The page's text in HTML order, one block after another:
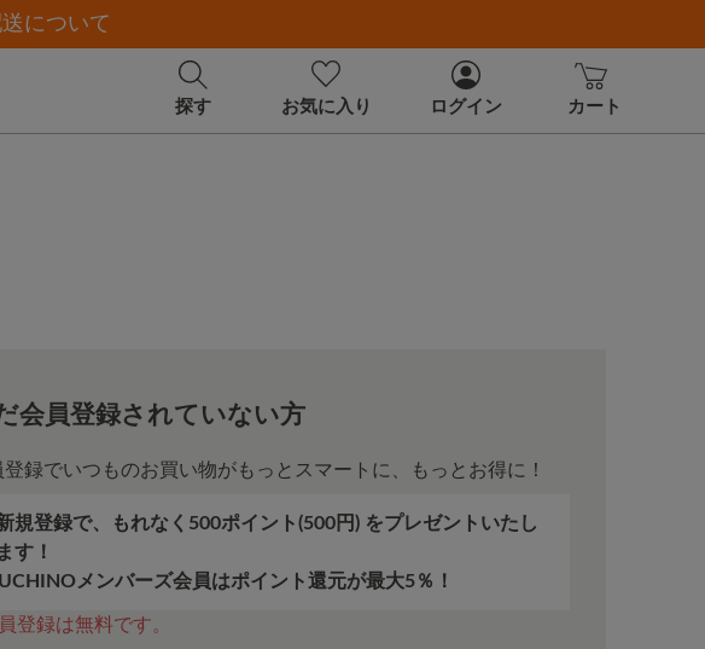
マが追加！
)のお知らせ
について
マが追加！
)のお知らせ
ログイン カート
お気に入り
探す
会員登録されていない方
登録でいつものお買い物がもっとスマートに、もっとお得に！
規登録で、もれなく500ポイント(500円) をプレゼントいたし
ます！
UCHINOメンバーズ会員はポイント還元が最大5％！
登録は無料です。